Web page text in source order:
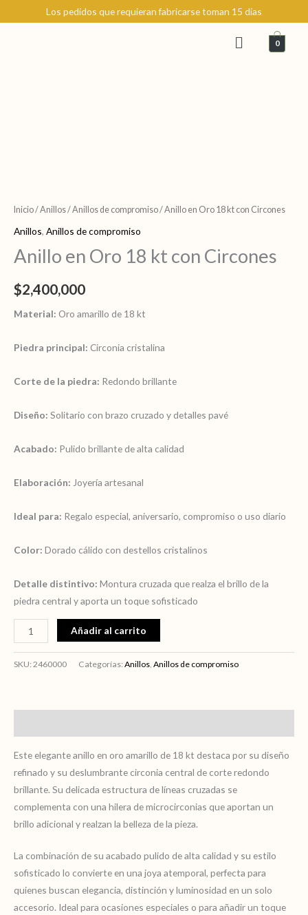
al
Los pedidos que requieran fabricarse toman 15 días
Menú 0
Inicio/Anillos/Anillos de compromiso/ Anillo en Oro 18 kt con Circones
Anillos, Anillos de compromiso
Anillo en Oro 18 kt con Circones
$2,400,000
Material: Oro amarillo de 18 kt
Piedra principal: Circonia cristalina
Corte de la piedra: Redondo brillante
Diseño: Solitario con brazo cruzado y detalles pavé
Acabado: Pulido brillante de alta calidad
Elaboración: Joyería artesanal
Ideal para: Regalo especial, aniversario, compromiso o uso diario
Color: Dorado cálido con destellos cristalinos
Detalle distintivo: Montura cruzada que realza el brillo de la
piedra central y aporta un toque sofisticado
Oro
18
con
cantidad
Añadir al carrito
SKU:2460000 Categorías:Anillos, Anillos de compromiso
Este elegante anillo en oro amarillo de 18 kt destaca por su diseño
refinado y su deslumbrante circonia central de corte redondo
brillante. Su delicada estructura de líneas cruzadas se
complementa con una hilera de microcirconias que aportan un
brillo adicional y realzan la belleza de la pieza.
La combinación de su acabado pulido de alta calidad y su estilo
sofisticado lo convierte en una joya atemporal, perfecta para
quienes buscan elegancia, distinción y luminosidad en un solo
accesorio. Ideal para ocasiones especiales o para añadir un toque